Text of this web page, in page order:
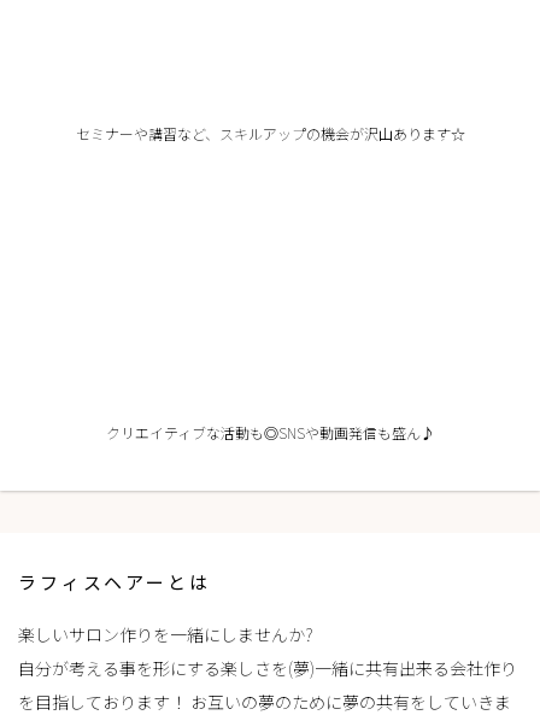
セミナーや講習など、スキルアップの機会が沢山あります☆
クリエイティブな活動も◎SNSや動画発信も盛ん♪
ラフィスヘアーとは
楽しいサロン作りを一緒にしませんか?
自分が考える事を形にする楽しさを(夢)一緒に共有出来る会社作り
を目指しております！ お互いの夢のために夢の共有をしていきま